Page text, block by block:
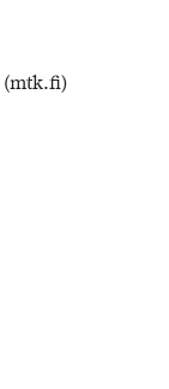
(mtk.fi)